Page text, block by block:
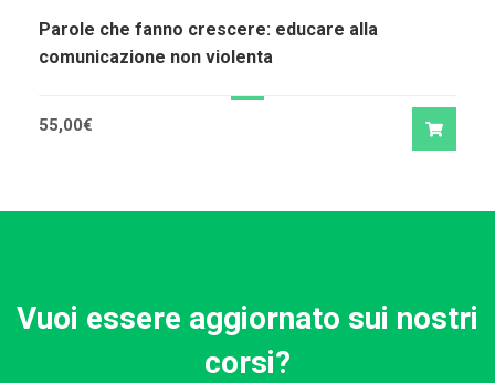
Parole che fanno crescere: educare alla
comunicazione non violenta
55,00€
Vuoi essere aggiornato sui nostri
corsi?